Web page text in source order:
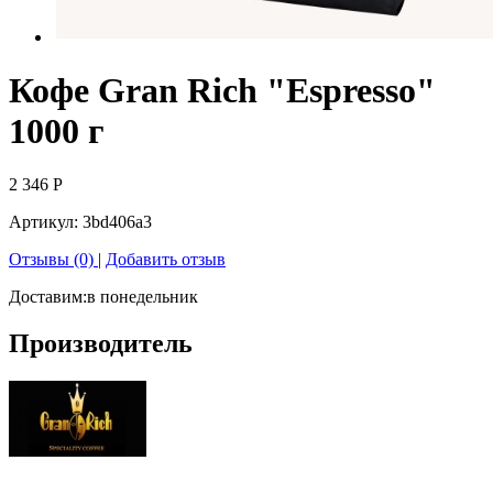
Кофе Gran Rich "Espresso"
1000 г
2 346 Р
Артикул: 3bd406a3
Отзывы (0) | Добавить отзыв
Доставим:в понедельник
Производитель